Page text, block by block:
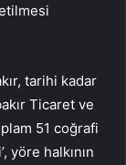
tarihi kadar
Ticaret ve
51 coğrafi
yöre halkının